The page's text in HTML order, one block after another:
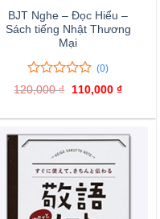
BJT Nghe – Đọc Hiểu –
Sách tiếng Nhật Thương
Mại
0
trên
0
giá
(0)
120,000₫
Giá
120,000 ₫.
110,000 ₫Giá
là: